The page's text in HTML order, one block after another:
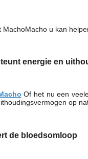
MachoMacho u kan
energie en
Of het nu een
op
de bloedsomloop